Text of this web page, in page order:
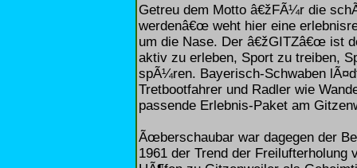
Getreu dem Motto â€žFÃ¼r die
werdenâ€œ weht hier eine
um die Nase. Der â€žGITZâ€œ ist
aktiv zu erleben, Sport zu treiben,
spÃ¼ren. Bayerisch-Schwaben
Tretbootfahrer und Radler wie
passende Erlebnis-Paket am
Ãœberschaubar war dagegen der
1961 der Trend der Freilufterholung